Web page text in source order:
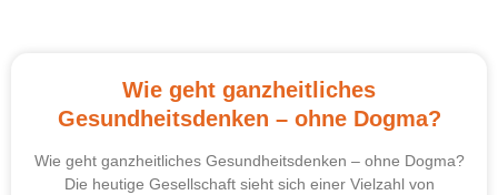
Wie geht ganzheitliches
Gesundheitsdenken – ohne Dogma?
Wie geht ganzheitliches Gesundheitsdenken – ohne Dogma?
Die heutige Gesellschaft sieht sich einer Vielzahl von